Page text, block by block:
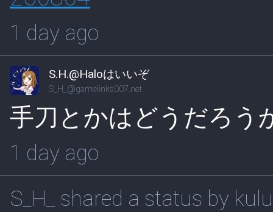
1 day ago
S.H.@Haloはいいぞ
S_H_@gamelinks007.net
手刀とかはどうだろう
1 day ago
S_H_ shared a status by